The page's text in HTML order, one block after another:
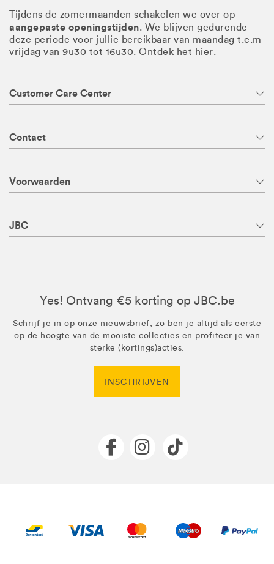
Tijdens de zomermaanden schakelen we over op
aangepaste openingstijden. We blijven gedurende
deze periode voor jullie bereikbaar van maandag t.e.m
vrijdag van 9u30 tot 16u30. Ontdek het hier.
Customer Care Center
Contact
Voorwaarden
JBC
Yes! Ontvang €5 korting op JBC.be
Schrijf je in op onze nieuwsbrief, zo ben je altijd als eerste
op de hoogte van de mooiste collecties en profiteer je van
sterke (kortings)acties.
INSCHRIJVEN